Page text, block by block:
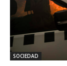
SOCIEDAD